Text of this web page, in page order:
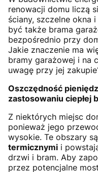
renowacji domu liczą
ściany, szczelne okna
być także brama
bezpośrednio przy
Jakie znaczenie ma
bramy garażowej i na
uwagę przy jej
Oszczędność
zastosowaniu ciepłej
Z niektórych miejsc
ponieważ jego
wysokie. Te obszary
termicznymi i
drzwi i bram. Aby
przez potencjalne